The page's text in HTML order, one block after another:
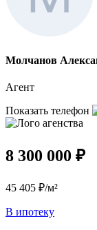
Молчанов
Агент
Показать телефон
8 300 000 ₽
45 405 ₽/м²
В ипотеку